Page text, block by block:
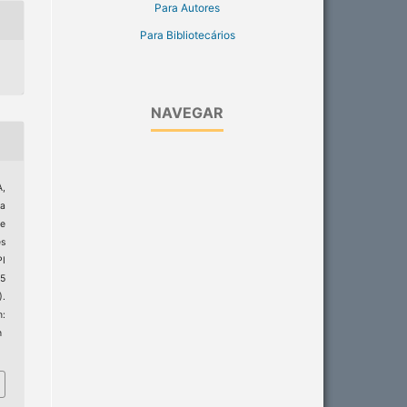
Para Autores
Para Bibliotecários
NAVEGAR